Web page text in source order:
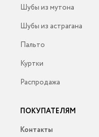
Шубы из мутона
Шубы из астрагана
Пальто
Куртки
Распродажа
ПОКУПАТЕЛЯМ
Контакты